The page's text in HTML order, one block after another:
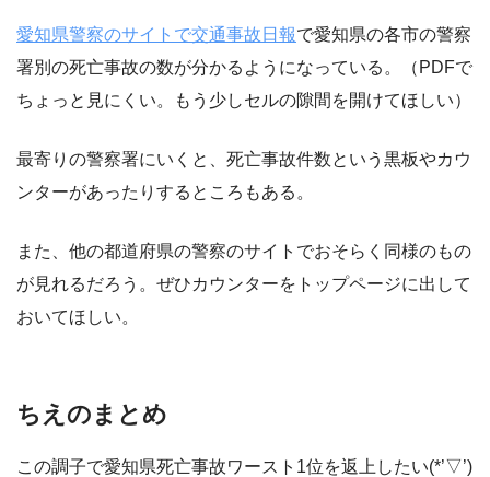
愛知県警察のサイトで交通事故日報で愛知県の各市の警察
署別の死亡事故の数が分かるようになっている。
（PDFで
ちょっと見にくい。もう少しセルの隙間を開けてほしい）
最寄りの警察署にいくと、死亡事故件数という黒板やカウ
ンターがあったりするところもある。
また、他の都道府県の警察のサイトでおそらく同様のもの
が見れるだろう。ぜひカウンターをトップページに出して
おいてほしい。
ちえのまとめ
この調子で愛知県死亡事故ワースト1位を返上したい(*’▽’)